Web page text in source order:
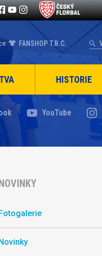
FANSHOP T.B.C.
HISTORIE
YouTube